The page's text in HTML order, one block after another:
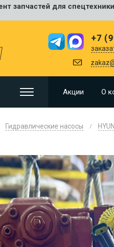
запчастей для
+7
Акции О
Универсальные
HITACHI
HYUNDAI
VOLVO
CAT
CASE
LIUGONG
SANY
SHANTUI
SUMITOMO
JOHN DEERE
Гидравлические насосы